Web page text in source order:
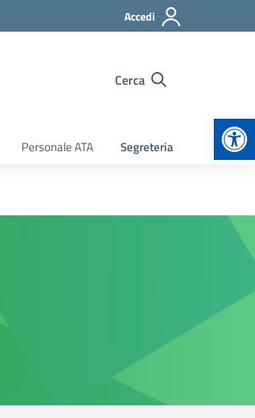
Accedi
Cerca
Personale ATA Segreteria